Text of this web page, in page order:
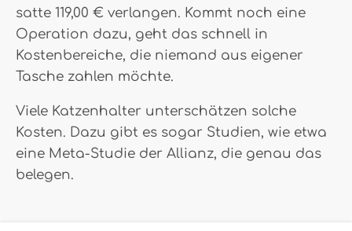
satte 119,00 € verlangen. Kommt noch eine
Operation dazu, geht das schnell in
Kostenbereiche, die niemand aus eigener
Tasche zahlen möchte.
Viele Katzenhalter unterschätzen solche
Kosten. Dazu gibt es sogar Studien, wie etwa
eine Meta-Studie der Allianz, die genau das
belegen.